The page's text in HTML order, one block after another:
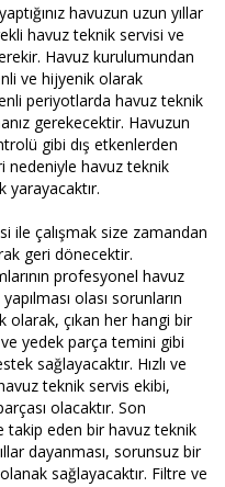
havuzun uzun yıllar
havuz teknik servisi ve
Havuz kurulumundan
ve hijyenik olarak
periyotlarda havuz teknik
gerekecektir. Havuzun
gibi dış etkenlerden
nedeniyle havuz teknik
yarayacaktır.
ile çalışmak size zamandan
geri dönecektir.
profesyonel havuz
olası sorunların
olarak, çıkan her hangi bir
yedek parça temini gibi
sağlayacaktır. Hızlı ve
teknik servis ekibi,
olacaktır. Son
eden bir havuz teknik
dayanması, sorunsuz bir
sağlayacaktır. Filtre ve